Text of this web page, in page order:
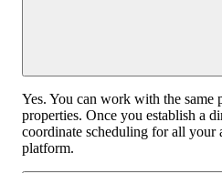
Yes. You can work with the same
properties. Once you establish a
coordinate scheduling for all your
platform.